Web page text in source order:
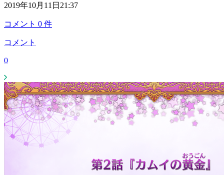
2019年10月11日21:37
コメント 0 件
コメント
0